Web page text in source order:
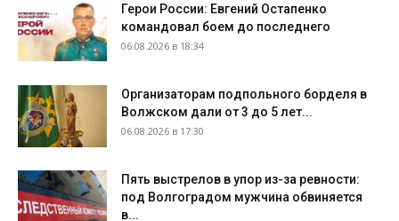
Герои России: Евгений Остапенко
командовал боем до последнего
06.08.2026 в 18:34
Организаторам подпольного борделя в
Волжском дали от 3 до 5 лет...
06.08.2026 в 17:30
Пять выстрелов в упор из-за ревности:
под Волгоградом мужчина обвиняется
в...